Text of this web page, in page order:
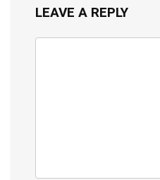
LEAVE A REPLY